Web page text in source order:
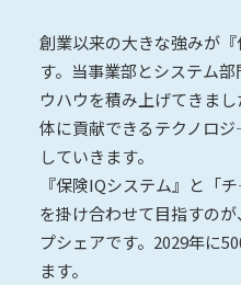
創業以来の大きな強みが
す。当事業部とシステム
ウハウを積み上げてきま
体に貢献できるテクノロ
していきます。
『保険IQシステム』と「
を掛け合わせて目指すの
プシェアです。2029年に
ます。